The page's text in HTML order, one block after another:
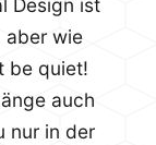
Design ist
aber wie
be quiet!
auch
nur in der